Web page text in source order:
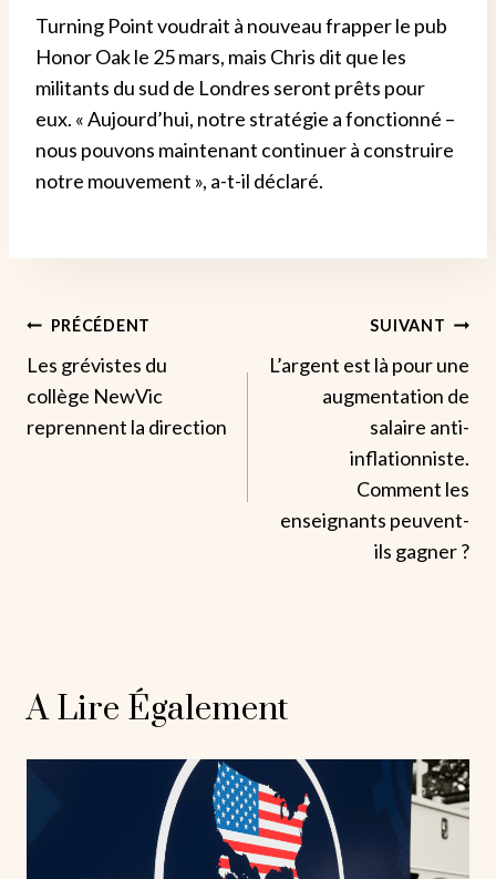
Turning Point voudrait à nouveau frapper le pub
Honor Oak le 25 mars, mais Chris dit que les
militants du sud de Londres seront prêts pour
eux. « Aujourd’hui, notre stratégie a fonctionné –
nous pouvons maintenant continuer à construire
notre mouvement », a-t-il déclaré.
Navigation
De
L’article
PRÉCÉDENT
Les grévistes du
collège NewVic
reprennent la direction
SUIVANT
L’argent est là pour une
augmentation de
salaire anti-
inflationniste.
Comment les
enseignants peuvent-
ils gagner ?
A Lire Également